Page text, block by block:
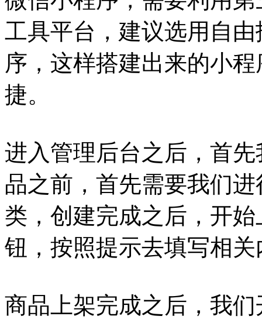
工具平台，建议选用自
序，这样搭建出来的小
捷。
进入管理后台之后，首
品之前，首先需要我们
类，创建完成之后，开
钮，按照提示去填写相关
商品上架完成之后，我